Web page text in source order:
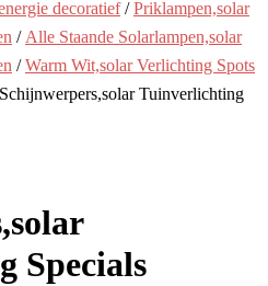
decoratief/Priklampen,solar
/ Alle Staande Solarlampen,solar
/Warm Wit,solar Verlichting Spots
Tuinverlichting
Specials